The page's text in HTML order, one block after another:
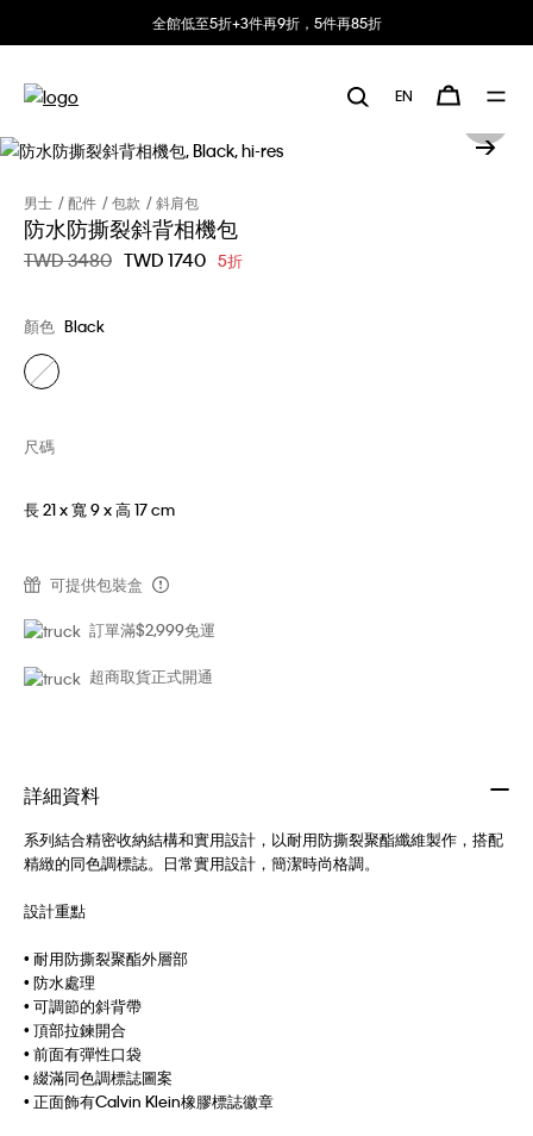
全館低至5折+3件再9折，5件再85折
EN
男士 配件 包款 斜肩包
防水防撕裂斜背相機包
價格扣減從
TWD 3480 至
TWD 1740 5折
顏色 Black
尺碼
長 21 x 寬 9 x 高 17 cm
可提供包裝盒
訂單滿$2,999免運
超商取貨正式開通
詳細資料
系列結合精密收納結構和實用設計，以耐用防撕裂聚酯纖維製作，搭配
精緻的同色調標誌。日常實用設計，簡潔時尚格調。
設計重點
• 耐用防撕裂聚酯外層部
• 防水處理
• 可調節的斜背帶
• 頂部拉鍊開合
• 前面有彈性口袋
• 綴滿同色調標誌圖案
• 正面飾有Calvin Klein橡膠標誌徽章